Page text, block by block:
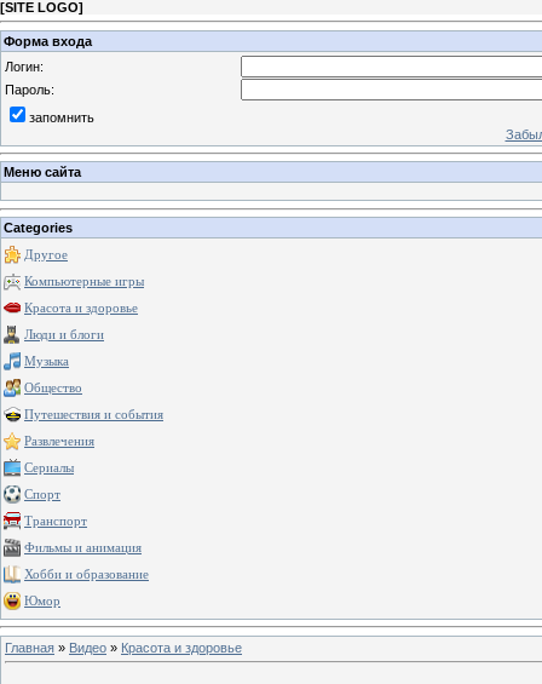
[SITE LOGO]
Форма входа
Логин:
Пароль:
запомнить
Меню сайта
Categories
Другое
Компьютерные игры
Красота и здоровье
Люди и блоги
Музыка
Общество
Путешествия и события
Развлечения
Сериалы
Спорт
Транспорт
Фильмы и анимация
Хобби и образование
Юмор
Главная » Видео » Красота и здоровье